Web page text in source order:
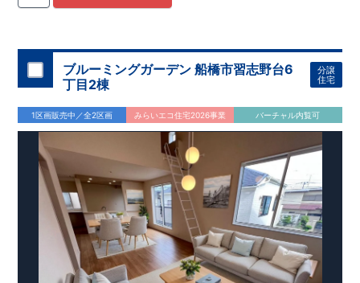
ブルーミングガーデン 船橋市習志野台6
丁目2棟
分譲
住宅
1区画販売中／全2区画 みらいエコ住宅2026事業 バーチャル内覧可